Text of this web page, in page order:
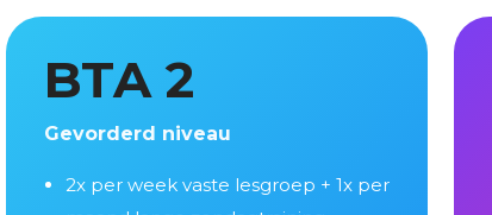
BTA 2
Gevorderd niveau
2x per week vaste lesgroep + 1x per